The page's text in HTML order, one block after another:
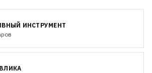
ИНСТРУМЕНТ